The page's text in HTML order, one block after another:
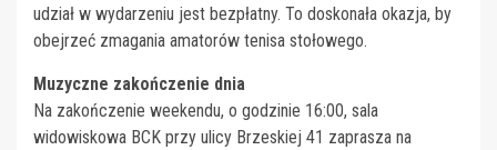
udział w wydarzeniu jest bezpłatny. To doskonała okazja, by
obejrzeć zmagania amatorów tenisa stołowego.
Muzyczne zakończenie dnia
Na zakończenie weekendu, o godzinie 16:00, sala
widowiskowa BCK przy ulicy Brzeskiej 41 zaprasza na